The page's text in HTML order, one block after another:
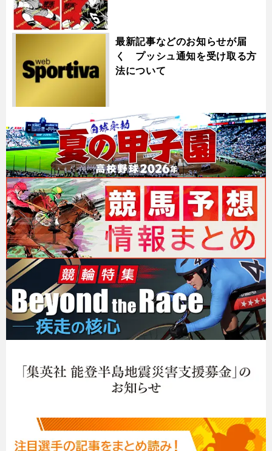
最新記事などのお知らせが届
く プッシュ通知を受け取る方
法について